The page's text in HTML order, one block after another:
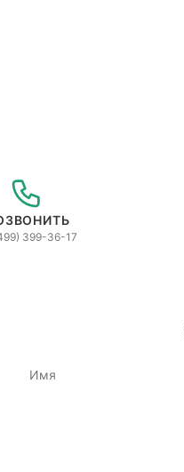
399-36-17